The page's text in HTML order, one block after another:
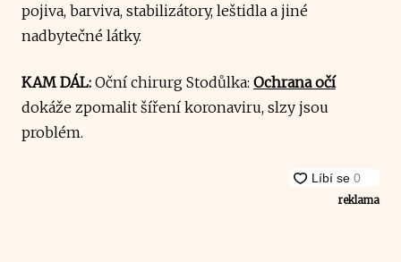
pojiva, barviva, stabilizátory, leštidla a jiné
nadbytečné látky.
KAM DÁL: Oční chirurg Stodůlka: Ochrana očí
dokáže zpomalit šíření koronaviru, slzy jsou
problém.
reklama